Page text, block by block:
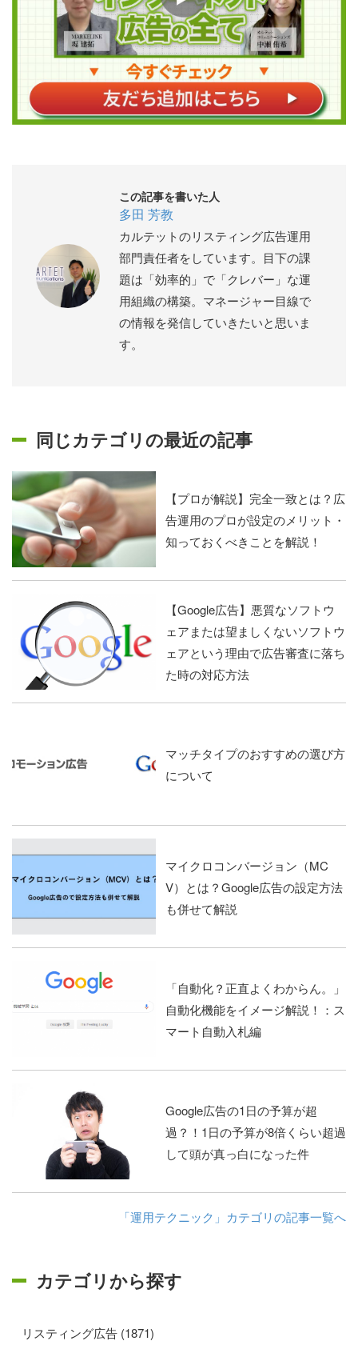
この記事を書いた人
多田 芳教
カルテットのリスティング広告運用
部門責任者をしています。目下の課
題は「効率的」で「クレバー」な運
用組織の構築。マネージャー目線で
の情報を発信していきたいと思いま
す。
同じカテゴリの最近の記事
【プロが解説】完全一致とは？広
告運用のプロが設定のメリット・
知っておくべきことを解説！
【Google広告】悪質なソフトウ
ェアまたは望ましくないソフトウ
ェアという理由で広告審査に落ち
た時の対応方法
マッチタイプのおすすめの選び方
について
マイクロコンバージョン（MC
V）とは？Google広告の設定方法
も併せて解説
「自動化？正直よくわからん。」
自動化機能をイメージ解説！：ス
マート自動入札編
Google広告の1日の予算が超
過？！1日の予算が8倍くらい超過
して頭が真っ白になった件
「運用テクニック」カテゴリの記事一覧へ
カテゴリから探す
リスティング広告 (1871)